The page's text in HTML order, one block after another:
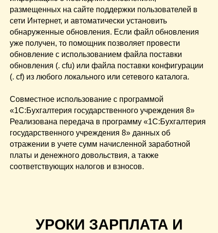
размещенных на сайте поддержки пользователей в
сети Интернет, и автоматически установить
обнаруженные обновления. Если файл обновления
уже получен, то помощник позволяет провести
обновление с использованием файла поставки
обновления (. cfu) или файла поставки конфигурации
(. cf) из любого локального или сетевого каталога.
Совместное использование с программой
«1С:Бухгалтерия государственного учреждения 8»
Реализована передача в программу «1С:Бухгалтерия
государственного учреждения 8» данных об
отражении в учете сумм начисленной заработной
платы и денежного довольствия, а также
соответствующих налогов и взносов.
УРОКИ ЗАРПЛАТА И